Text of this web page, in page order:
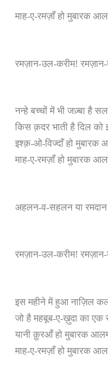
माह-ए-रमज़ाँ हो मुबारक
रमज़ान-उल-करीम!
नन्हे बच्चों में भी जज़्बा है
किस क़दर भाती है दिल को
इश्क़-ओ-विज्दाँ हो मुबारक
माह-ए-रमज़ाँ हो मुबारक
अहलन-व-सहलन या
रमज़ान-उल-करीम!
इस महीने में हुआ नाज़िल
जो है महबूब-ए-ख़ुदा का एक
यानी क़ुरआँ हो मुबारक
माह-ए-रमज़ाँ हो मुबारक